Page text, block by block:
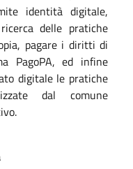
identità digitale,
delle pratiche
pagare i diritti di
PagoPA, ed infine
digitale le pratiche
dal comune